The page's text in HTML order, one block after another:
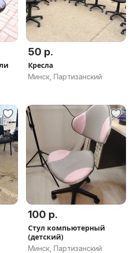
50 р.
Кресла
Минск, Партизанский
100 р.
Стул компьютерный
(детский)
Минск, Партизанский